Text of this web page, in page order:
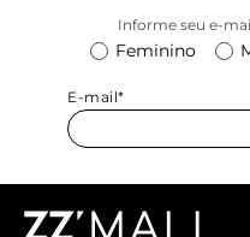
Informe seu e-
Feminino
E-mail*